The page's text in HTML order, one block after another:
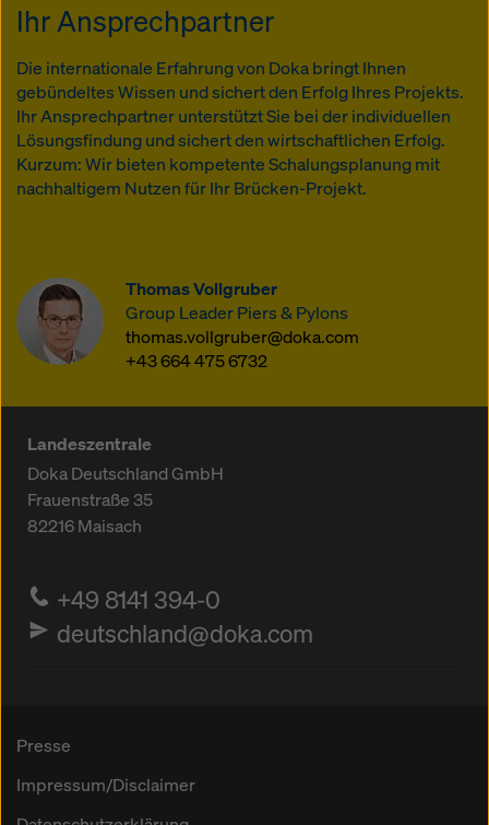
Ihr Ansprechpartner
Die internationale Erfahrung von Doka bringt Ihnen
gebündeltes Wissen und sichert den Erfolg Ihres Projekts.
Ihr Ansprechpartner unterstützt Sie bei der individuellen
Lösungsfindung und sichert den wirtschaftlichen Erfolg.
Kurzum: Wir bieten kompetente Schalungsplanung mit
nachhaltigem Nutzen für Ihr Brücken-Projekt.
Thomas Vollgruber
Group Leader Piers & Pylons
thomas.vollgruber@doka.com
+43 664 475 6732
Landeszentrale
Doka Deutschland GmbH
Frauenstraße 35
82216Maisach
+49 8141 394-0
deutschland@doka.com
Presse
Impressum/Disclaimer